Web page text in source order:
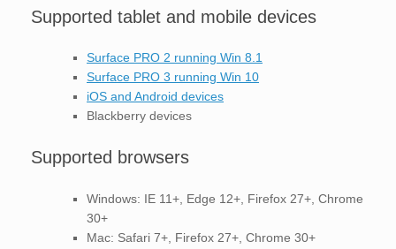
Supported tablet and mobile devices
Surface PRO 2 running Win 8.1
Surface PRO 3 running Win 10
iOS and Android devices
Blackberry devices
Supported browsers
Windows: IE 11+, Edge 12+, Firefox 27+, Chrome
30+
Mac: Safari 7+, Firefox 27+, Chrome 30+